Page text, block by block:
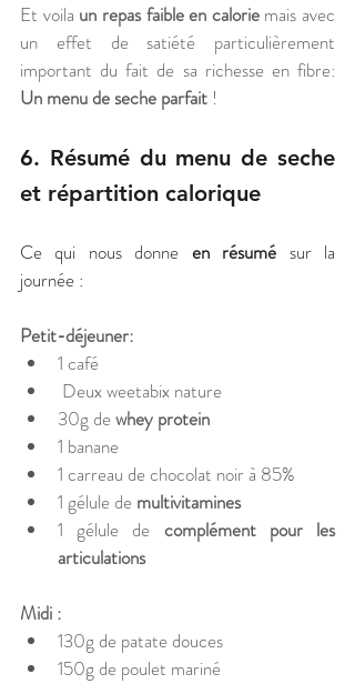
Et voila un repas faible en calorie mais avec
un effet de satiété particulièrement
Un menu de seche parfait !
6. Résumé du menu de seche
et répartition calorique
Ce qui nous donne en résumé sur la
journée :
Petit-déjeuner:
1 café
Deux weetabix nature
30g de whey protein
1 banane
1 carreau de chocolat noir à 85%
1 gélule de multivitamines
1 gélule de complément pour les
articulations
Midi :
130g de patate douces
150g de poulet mariné